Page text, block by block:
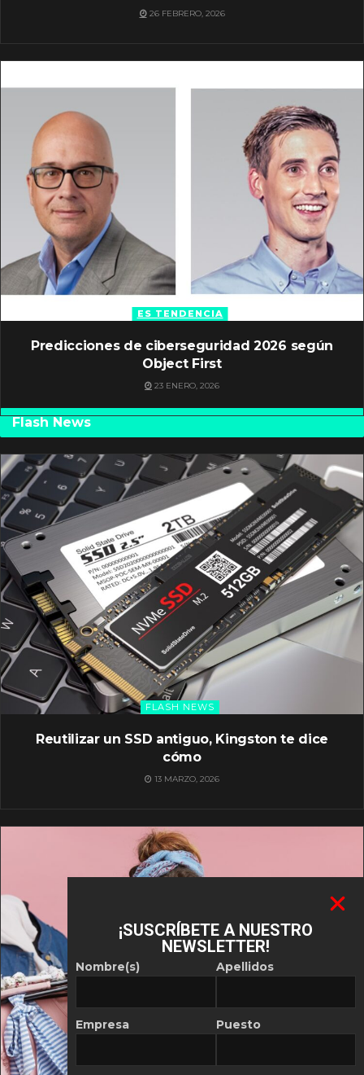
26 FEBRERO, 2026
ES TENDENCIA
Predicciones de ciberseguridad 2026 según
Object First
23 ENERO, 2026
Flash News
FLASH NEWS
Reutilizar un SSD antiguo, Kingston te dice
cómo
13 MARZO, 2026
¡SUSCRÍBETE A NUESTRO
NEWSLETTER!
Nombre(s)
Empresa
Apellidos
Puesto